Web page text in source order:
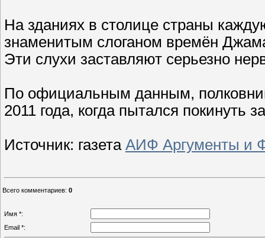
На зданиях в столице страны
знаменитым слоганом времён
Эти слухи заставляют серьезно
По официальным данным,
2011 года, когда пытался покинуть
Источник: газета АИФ Аргументы и
Всего комментариев: 0
Имя *:
Email *: